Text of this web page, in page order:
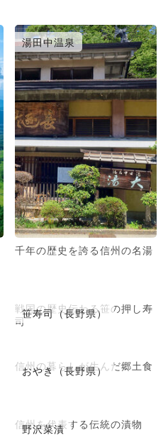
湯田中温泉
千年の歴史を誇る信州の名湯
笹寿司（長野県）
戦国の歴史伝わる笹の押し寿
司
おやき（長野県）
信州の暮らしが生んだ郷土食
野沢菜漬
信州を代表する伝統の漬物